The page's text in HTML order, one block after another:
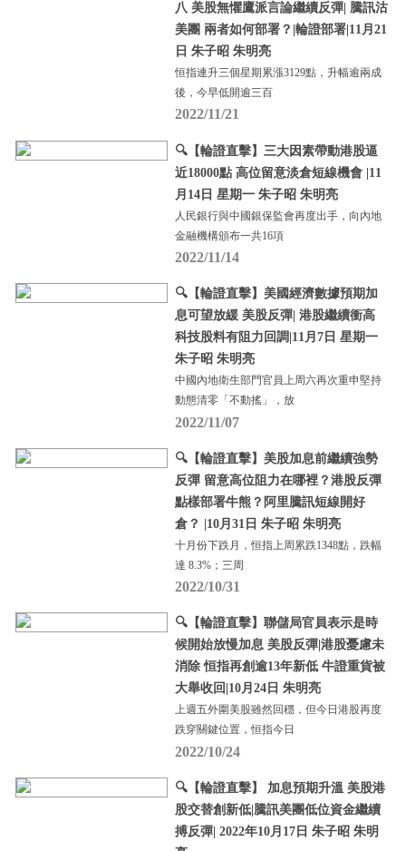
八 美股無懼鷹派言論繼續反彈| 騰訊沽
美團 兩者如何部署？|輪證部署|11月21
日 朱子昭 朱明亮
恒指連升三個星期累漲3129點，升幅逾兩成
後，今早低開逾三百
2022/11/21
🔍【輪證直擊】三大因素帶動港股逼
近18000點 高位留意淡倉短線機會 |11
月14日 星期一 朱子昭 朱明亮
人民銀行與中國銀保監會再度出手，向內地
金融機構頒布一共16項
2022/11/14
🔍【輪證直擊】美國經濟數據預期加
息可望放緩 美股反彈| 港股繼續衝高
科技股料有阻力回調|11月7日 星期一
朱子昭 朱明亮
中國內地衛生部門官員上周六再次重申堅持
動態清零「不動搖」，放
2022/11/07
🔍【輪證直擊】美股加息前繼續強勢
反彈 留意高位阻力在哪裡？港股反彈
點樣部署牛熊？阿里騰訊短線開好
倉？ |10月31日 朱子昭 朱明亮
十月份下跌月，恒指上周累跌1348點，跌幅
達 8.3%；三周
2022/10/31
🔍【輪證直擊】聯儲局官員表示是時
候開始放慢加息 美股反彈|港股憂慮未
消除 恒指再創逾13年新低 牛證重貨被
大舉收回|10月24日 朱明亮
上週五外圍美股雖然回穩，但今日港股再度
跌穿關鍵位置，恒指今日
2022/10/24
🔍【輪證直擊】 加息預期升溫 美股港
股交替創新低|騰訊美團低位資金繼續
搏反彈| 2022年10月17日 朱子昭 朱明